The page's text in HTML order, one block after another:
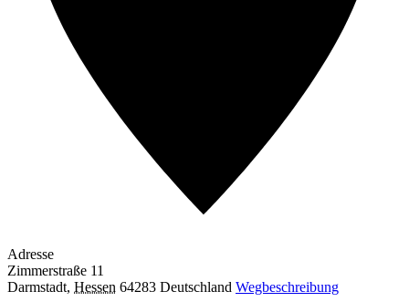
Adresse
Zimmerstraße 11
Darmstadt, Hessen 64283 Deutschland Wegbeschreibung